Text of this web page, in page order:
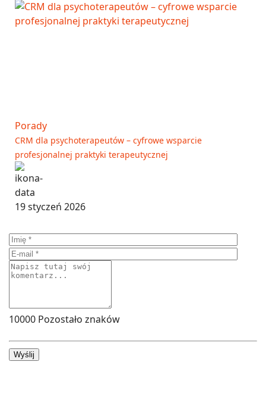
Porady
CRM dla psychoterapeutów – cyfrowe wsparcie
profesjonalnej praktyki terapeutycznej
19 styczeń 2026
10000 Pozostało znaków
Wyślij